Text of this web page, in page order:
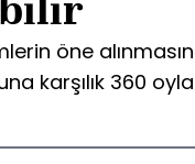
öne
karşılık 360